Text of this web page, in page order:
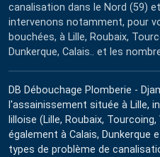
canalisation dans le Nord (59)
intervenons notamment, pour
bouchées, à Lille, Roubaix,
Dunkerque, Calais.. et les
DB Débouchage Plomberie -
l'assainissement située à Lille,
lilloise (Lille, Roubaix,
également à Calais, Dunkerque
types de problème de